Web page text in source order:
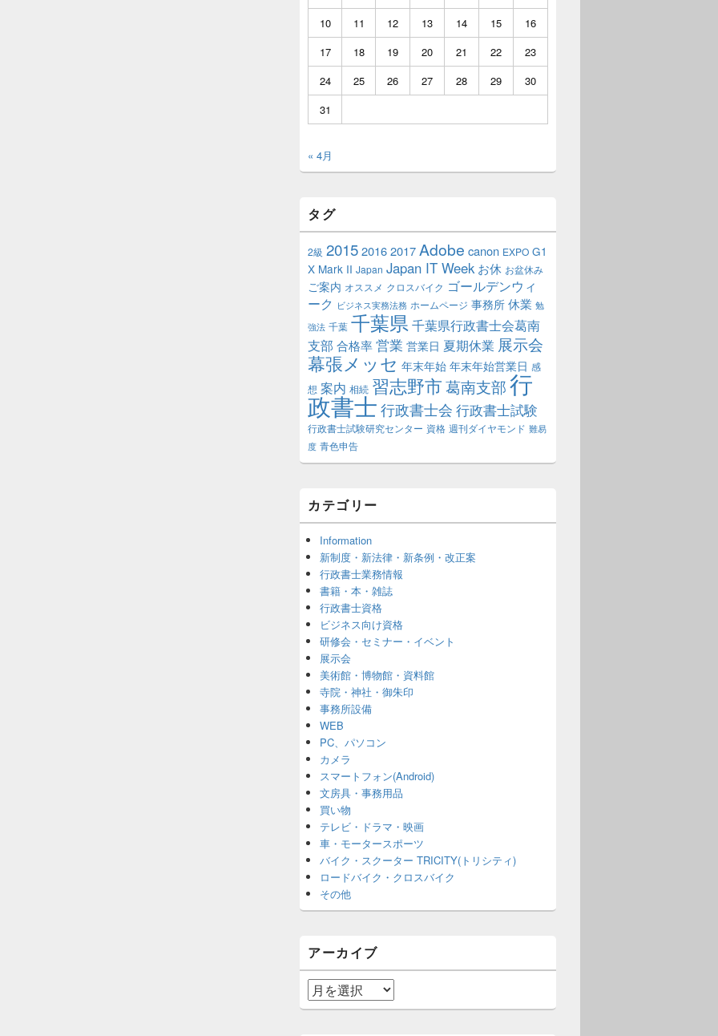
10
11 12 13 14 15
16
17
18 19 20 21 22
23
24
25 26 27 28 29
30
31
« 4月
タグ
2級 201520162017Adobe canon EXPO G1
X Mark II Japan Japan IT Week お休 お盆休み
ご案内 オススメ クロスバイク ゴールデンウィ
ーク ビジネス実務法務 ホームページ 事務所 休業 勉
強法 千葉 千葉県 千葉県行政書士会葛南
支部 合格率営業 営業日 夏期休業 展示会
幕張メッセ 年末年始 年末年始営業日 感
想 案内 相続 習志野市葛南支部行
政書士行政書士会 行政書士試験
行政書士試験研究センター 資格 週刊ダイヤモンド 難易
度 青色申告
カテゴリー
Information
新制度・新法律・新条例・改正案
行政書士業務情報
書籍・本・雑誌
行政書士資格
ビジネス向け資格
研修会・セミナー・イベント
展示会
美術館・博物館・資料館
寺院・神社・御朱印
事務所設備
WEB
PC、パソコン
カメラ
スマートフォン(Android)
文房具・事務用品
買い物
テレビ・ドラマ・映画
車・モータースポーツ
バイク・スクーター TRICITY(トリシティ)
ロードバイク・クロスバイク
その他
アーカイブ
ア
ー